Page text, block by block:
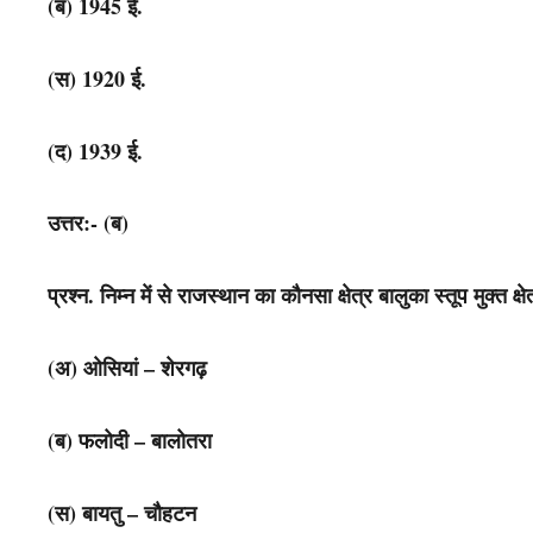
(स) 1920 ई.
(द) 1939 ई.
उत्तर:- (ब)
प्रश्न. निम्न में से राजस्थान का कौनसा क्षेत्र बालुका स्तूप मुक्त
(अ) ओसियां – शेरगढ़
(ब) फलोदी – बालोतरा
(स) बायतु – चौहटन